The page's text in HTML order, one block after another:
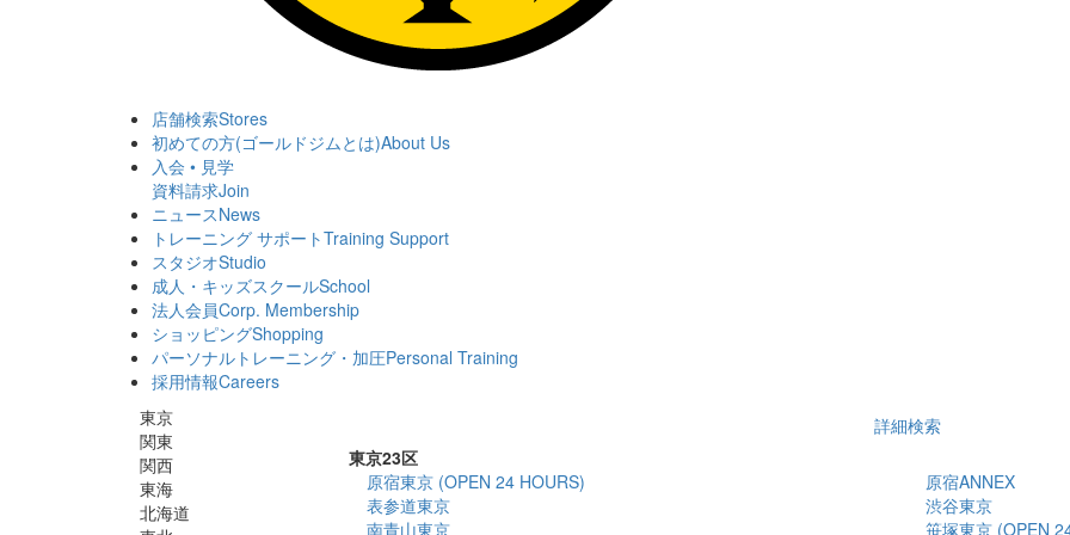
店舗検索Stores
初めての方(ゴールドジムとは)About Us
入会 • 見学
資料請求Join
ニュースNews
トレーニング サポートTraining Support
スタジオStudio
成人・キッズスクールSchool
法人会員Corp. Membership
ショッピングShopping
パーソナルトレーニング・加圧Personal Training
採用情報Careers
東京
関東
関西
東海
北海道
詳細検索
東京23区
原宿東京 (OPEN 24 HOURS)
原宿ANNEX
表参道東京
渋谷東京
南青山東京
笹塚東京 (OPEN